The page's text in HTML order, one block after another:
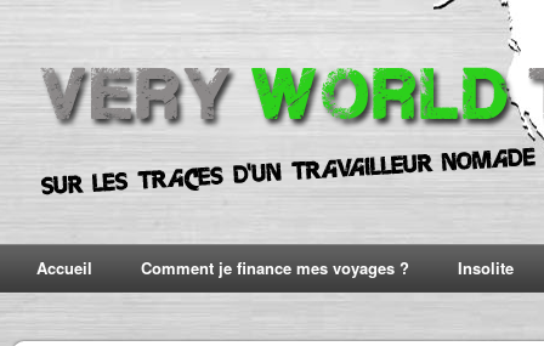
Accueil Comment je finance mes voyages ? Insolite